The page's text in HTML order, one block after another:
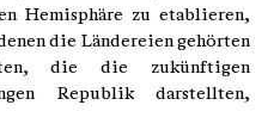
Hemisphäre zu etablieren,
die Ländereien gehörten
die die zukünftigen
Republik darstellten,